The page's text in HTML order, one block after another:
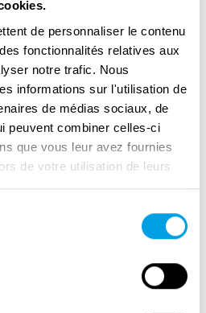
de personnaliser le contenu
fonctionnalités relatives aux
notre trafic. Nous
informations sur l'utilisation de
de médias sociaux, de
peuvent combiner celles-ci
que vous leur avez fournies
de votre utilisation de leurs